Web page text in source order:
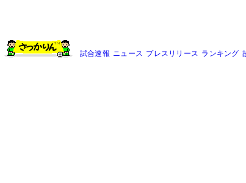
試合速報 ニュース プレスリリース ランキング